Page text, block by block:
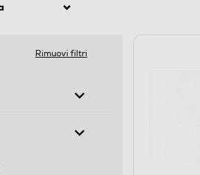
Rimuovi filtri